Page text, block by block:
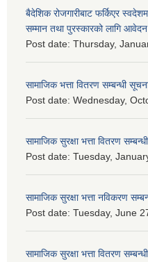
बैदेशिक रोजगारीबाट फर्किएर
सम्मान तथा पुरस्कारको लागि
Post date: Thursday,
सामाजिक भत्ता वितरण सम्बन्धी
Post date: Wednesday,
सामाजिक सुरक्षा भत्ता वितरण
Post date: Tuesday,
सामाजिक सुरक्षा भत्ता नविकरण
Post date: Tuesday, June
सामाजिक सुरक्षा भत्ता वितरण